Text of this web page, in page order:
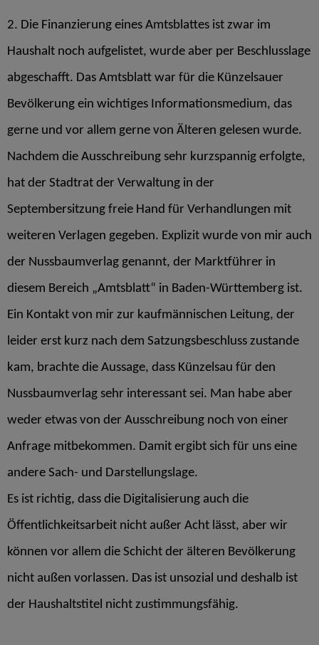
2. Die Finanzierung eines Amtsblattes ist zwar im
Haushalt noch aufgelistet, wurde aber per Beschlusslage
abgeschafft. Das Amtsblatt war für die Künzelsauer
Bevölkerung ein wichtiges Informationsmedium, das
gerne und vor allem gerne von Älteren gelesen wurde.
Nachdem die Ausschreibung sehr kurzspannig erfolgte,
hat der Stadtrat der Verwaltung in der
Septembersitzung freie Hand für Verhandlungen mit
weiteren Verlagen gegeben. Explizit wurde von mir auch
der Nussbaumverlag genannt, der Marktführer in
diesem Bereich „Amtsblatt“ in Baden-Württemberg ist.
Ein Kontakt von mir zur kaufmännischen Leitung, der
leider erst kurz nach dem Satzungsbeschluss zustande
kam, brachte die Aussage, dass Künzelsau für den
Nussbaumverlag sehr interessant sei. Man habe aber
weder etwas von der Ausschreibung noch von einer
Anfrage mitbekommen. Damit ergibt sich für uns eine
andere Sach- und Darstellungslage.
Es ist richtig, dass die Digitalisierung auch die
Öffentlichkeitsarbeit nicht außer Acht lässt, aber wir
können vor allem die Schicht der älteren Bevölkerung
nicht außen vorlassen. Das ist unsozial und deshalb ist
der Haushaltstitel nicht zustimmungsfähig.